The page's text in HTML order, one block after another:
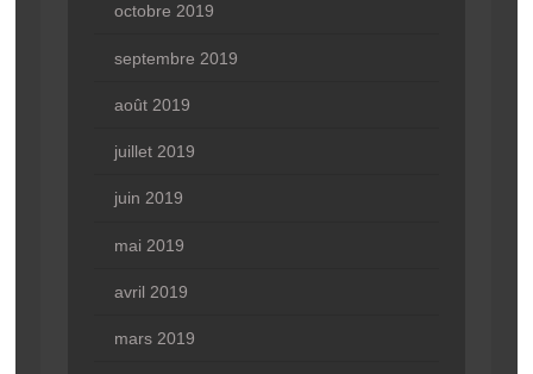
octobre 2019
septembre 2019
août 2019
juillet 2019
juin 2019
mai 2019
avril 2019
mars 2019